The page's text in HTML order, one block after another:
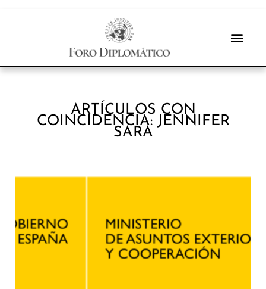
ARTÍCULOS CON
COINCIDENCIA: JENNIFER
SARA